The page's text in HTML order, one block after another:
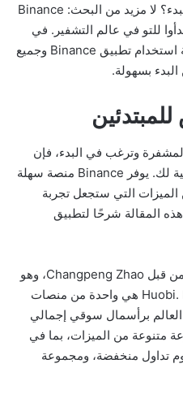
المشفرة؟ هل تبحث عن طريقة للبدء؟ لا مزيد من البحث: Binance
للتو في عالم التشفير. في
منشور المدونة هذا، سنشرح كيفية استخدام تطبيق Binance وجميع
بسهولة.
وترغب في البدء، فإن
منصة Binance هي المنصة المثالية لك. يوفر Binance منصة سهلة
التي ستجعل تجربة
المقالة شرحًا لتطبيق
تأسست Binance في عام 2017 من قبل Changpeng Zhao، وهو
أيضًا مؤسس OKCoin و Huobi. Binance هي واحدة من منصات
العالم برأسمال سوقي إجمالي
مجموعة متنوعة من الميزات، بما في
تداول منخفضة، ومجموعة